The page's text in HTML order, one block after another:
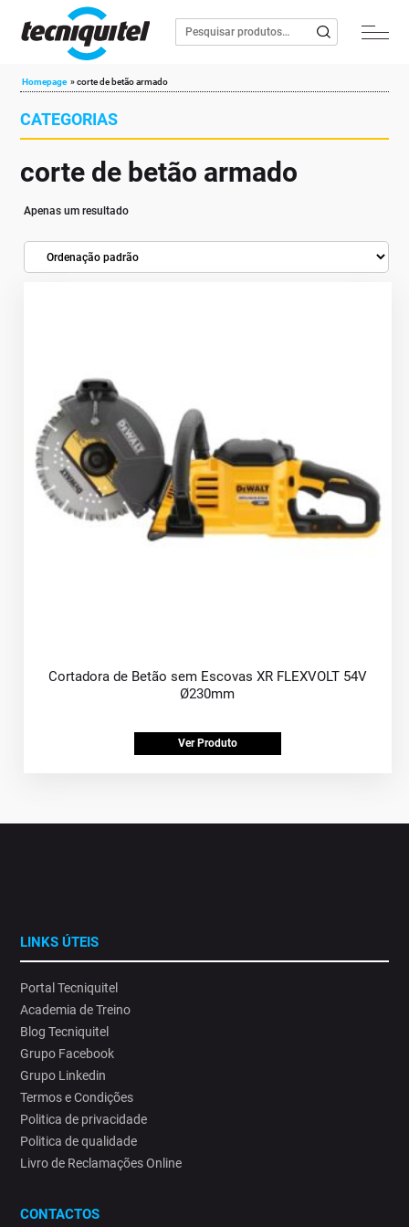
Homepage »corte de betão armado
CATEGORIAS
corte de betão armado
Apenas um resultado
Cortadora de Betão sem Escovas XR FLEXVOLT 54V
Ø230mm
Ver Produto
LINKS ÚTEIS
Portal Tecniquitel
Academia de Treino
Blog Tecniquitel
Grupo Facebook
Grupo Linkedin
Termos e Condições
Politica de privacidade
Politica de qualidade
Livro de Reclamações Online
CONTACTOS